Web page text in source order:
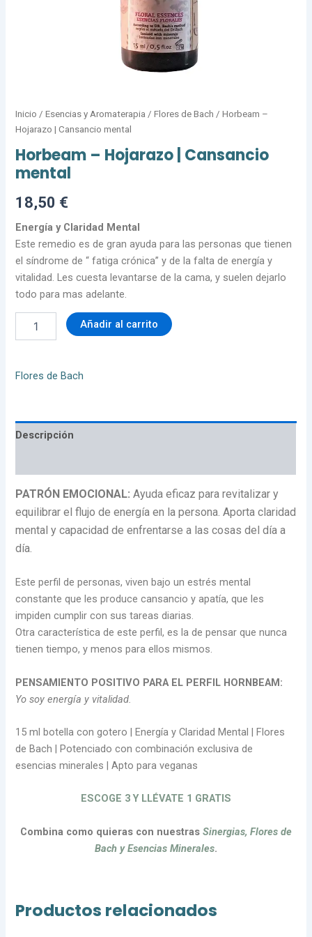
Inicio /Esencias y Aromaterapia /Flores de Bach / Horbeam –
Hojarazo | Cansancio mental
Horbeam – Hojarazo | Cansancio
mental
18,50 €
Energía y Claridad Mental
Este remedio es de gran ayuda para las personas que tienen
el síndrome de “ fatiga crónica” y de la falta de energía y
vitalidad. Les cuesta levantarse de la cama, y suelen dejarlo
todo para mas adelante.
Añadir al carrito
Flores de Bach
Descripción
PATRÓN EMOCIONAL: Ayuda eficaz para revitalizar y
equilibrar el flujo de energía en la persona. Aporta claridad
mental y capacidad de enfrentarse a las cosas del día a
día.
Este perfil de personas, viven bajo un estrés mental
constante que les produce cansancio y apatía, que les
impiden cumplir con sus tareas diarias.
Otra característica de este perfil, es la de pensar que nunca
tienen tiempo, y menos para ellos mismos.
PENSAMIENTO POSITIVO PARA EL PERFIL HORNBEAM:
Yo soy energía y vitalidad.
15 ml botella con gotero | Energía y Claridad Mental | Flores
de Bach | Potenciado con combinación exclusiva de
esencias minerales | Apto para veganas
ESCOGE 3 Y LLÉVATE 1 GRATIS
Combina como quieras con nuestras Sinergias, Flores de
Bach y Esencias Minerales.
Productos relacionados